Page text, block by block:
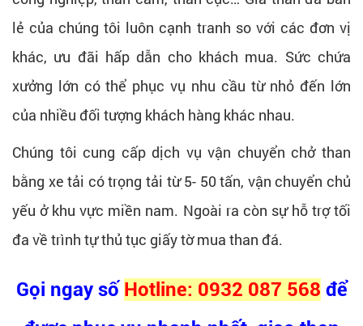
lẻ của chúng tôi luôn cạnh tranh so với các đơn vị
khác, ưu đãi hấp dẫn cho khách mua. Sức chứa
xưởng lớn có thể phục vụ nhu cầu từ nhỏ đến lớn
của nhiều đối tượng khách hàng khác nhau.
Chúng tôi cung cấp dịch vụ vận chuyển chở than
bằng xe tải có trọng tải từ 5- 50 tấn, vận chuyển chủ
yếu ở khu vực miền nam. Ngoài ra còn sự hỗ trợ tối
đa về trình tự thủ tục giấy tờ mua than đá.
Gọi ngay số Hotline: 0932 087 568 để